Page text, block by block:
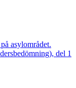
asylområdet.
del 1